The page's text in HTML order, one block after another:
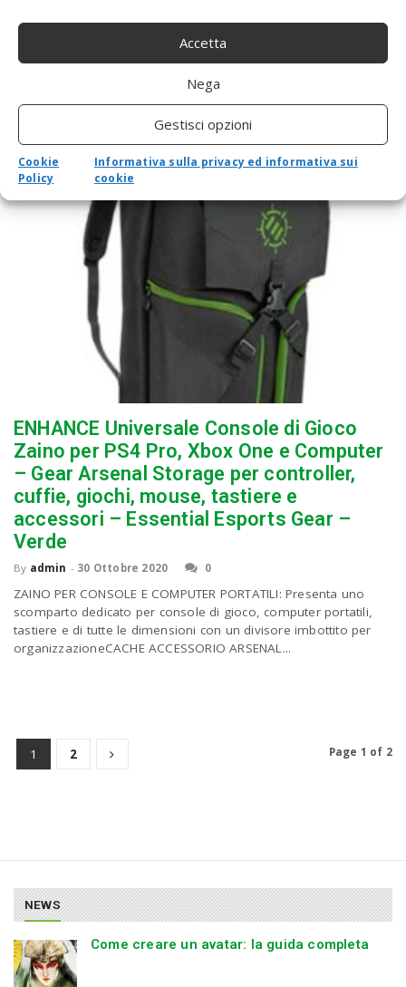
Accetta
Nega
Gestisci opzioni
Cookie
Policy
Informativa sulla privacy ed informativa sui
cookie
Kit per controller stampante 3D Mega 2560 R3.Controller per
stampante 3D RAMPS 1.4, A4988 Stepper Motor
Driver.Controller per display smart grafico LCD
12864.Controller stampante 3D 100% compatibile con Arduino
RepRap....
ENHANCE Universale Console di Gioco
Zaino per PS4 Pro, Xbox One e Computer
– Gear Arsenal Storage per controller,
cuffie, giochi, mouse, tastiere e
accessori – Essential Esports Gear –
Verde
By admin - 30 Ottobre 2020 0
ZAINO PER CONSOLE E COMPUTER PORTATILI: Presenta uno
scomparto dedicato per console di gioco, computer portatili,
tastiere e di tutte le dimensioni con un divisore imbottito per
organizzazioneCACHE ACCESSORIO ARSENAL...
1 2 Page 1 of 2
NEWS
Come creare un avatar: la guida completa